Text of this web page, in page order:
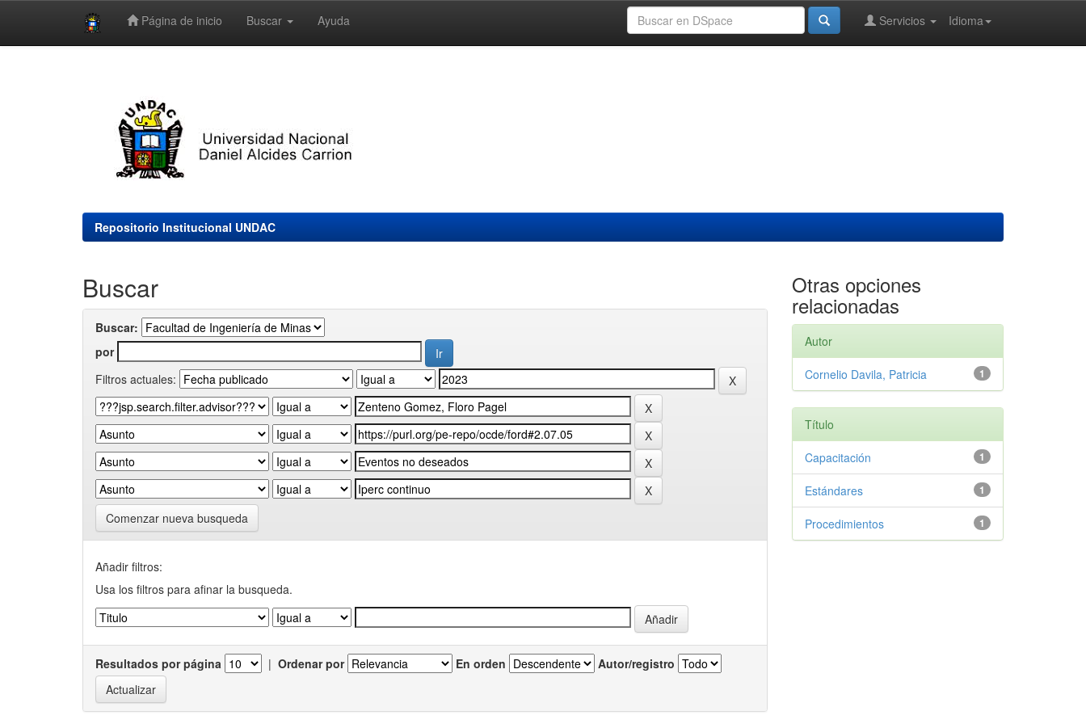
Página de inicio Buscar Ayuda Idioma
Servicios
Repositorio Institucional UNDAC
Buscar
Buscar:
por
Filtros actuales:
Comenzar nueva busqueda
Añadir filtros:
Usa los filtros para afinar la busqueda.
Resultados por página | Ordenar por En orden Autor/registro
Otras opciones
relacionadas
Autor
1
Cornelio Davila, Patricia
Título
1
Capacitación
1
Estándares
1
Procedimientos